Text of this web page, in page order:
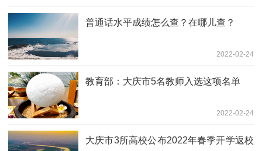
普通话水平成绩怎么查？在哪儿查？
2022-02-24
教育部：大庆市5名教师入选这项名单
2022-02-24
大庆市3所高校公布2022年春季开学返校